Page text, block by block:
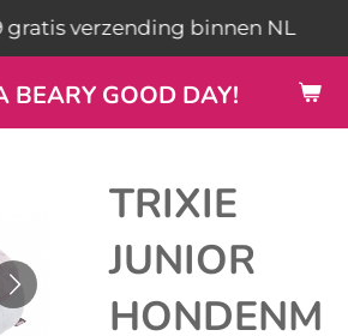
BEARY GOOD DAY!
gratis verzending binnen NL
TRIXIE
JUNIOR
HONDENM